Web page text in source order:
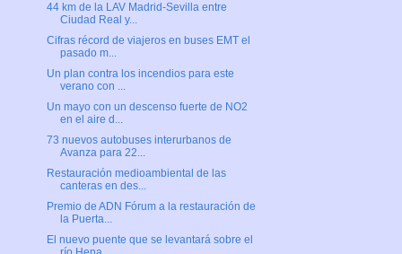
44 km de la LAV Madrid-Sevilla entre
Ciudad Real y...
Cifras récord de viajeros en buses EMT el
pasado m...
Un plan contra los incendios para este
verano con ...
Un mayo con un descenso fuerte de NO2
en el aire d...
73 nuevos autobuses interurbanos de
Avanza para 22...
Restauración medioambiental de las
canteras en des...
Premio de ADN Fórum a la restauración de
la Puerta...
El nuevo puente que se levantará sobre el